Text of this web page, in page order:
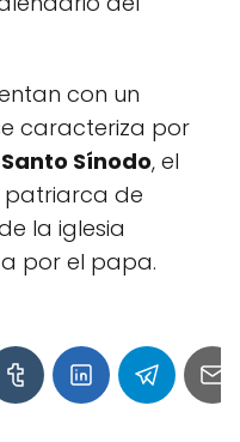
con un
caracteriza por
Santo Sínodo, el
patriarca de
la iglesia
por el papa.